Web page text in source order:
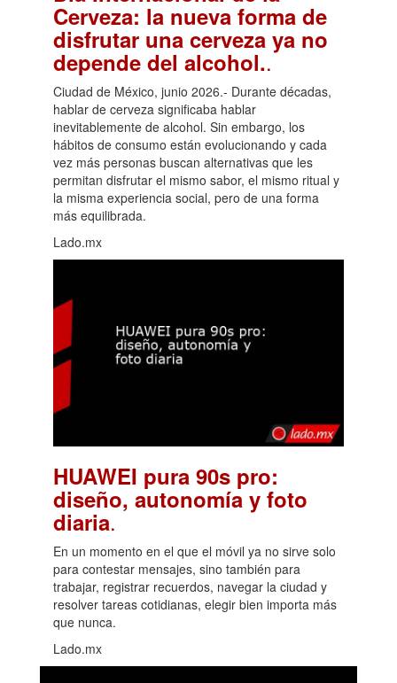
Cerveza: la nueva forma de
disfrutar una cerveza ya no
depende del alcohol..
Ciudad de México, junio 2026.- Durante décadas,
hablar de cerveza significaba hablar
inevitablemente de alcohol. Sin embargo, los
hábitos de consumo están evolucionando y cada
vez más personas buscan alternativas que les
permitan disfrutar el mismo sabor, el mismo ritual y
la misma experiencia social, pero de una forma
más equilibrada.
Lado.mx
HUAWEI pura 90s pro:
diseño, autonomía y foto
diaria.
En un momento en el que el móvil ya no sirve solo
para contestar mensajes, sino también para
trabajar, registrar recuerdos, navegar la ciudad y
resolver tareas cotidianas, elegir bien importa más
que nunca.
Lado.mx